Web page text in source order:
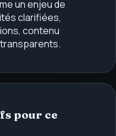
un enjeu de
clarifiées,
contenu
pour ce